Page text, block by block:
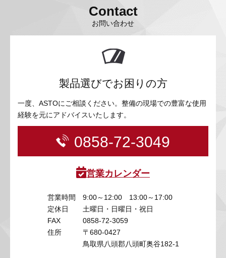
Contact
お問い合わせ
製品選びでお困りの方
一度、ASTOにご相談ください。整備の現場での豊富な使用
経験を元にアドバイスいたします。
0858-72-3049
営業カレンダー
営業時間
9:00～12:00 13:00～17:00
定休日
土曜日・日曜日・祝日
FAX
0858-72-3059
住所
〒680-0427
鳥取県八頭郡八頭町奥谷182-1